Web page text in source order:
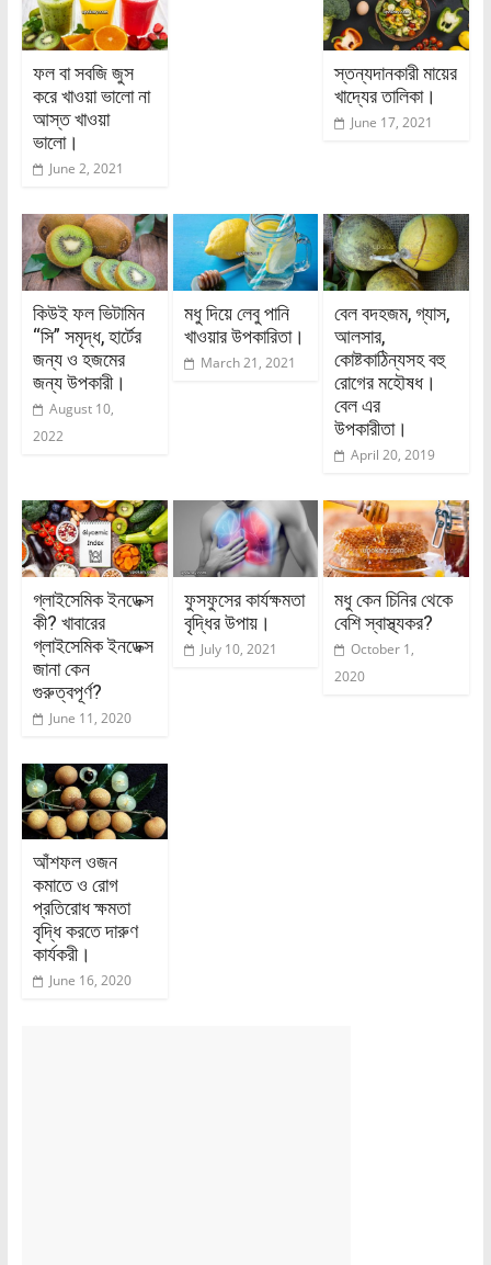
ফল বা সবজি জুস
করে খাওয়া ভালো না
আস্ত খাওয়া
ভালো।
June 2, 2021
স্তন্যদানকারী মায়ের
খাদ্যের তালিকা।
June 17, 2021
কিউই ফল ভিটামিন
“সি” সমৃদ্ধ, হার্টের
জন্য ও হজমের
জন্য উপকারী।
August 10,
2022
মধু দিয়ে লেবু পানি
খাওয়ার উপকারিতা।
March 21, 2021
বেল বদহজম, গ্যাস,
আলসার,
কোষ্টকাঠিন্যসহ বহু
রোগের মহৌষধ।
বেল এর
উপকারীতা।
April 20, 2019
গ্লাইসেমিক ইনডেক্স
কী? খাবারের
গ্লাইসেমিক ইনডেক্স
জানা কেন
গুরুত্বপূর্ণ?
June 11, 2020
ফুসফুসের কার্যক্ষমতা
বৃদ্ধির উপায়।
July 10, 2021
মধু কেন চিনির থেকে
বেশি স্বাস্থ্যকর?
October 1,
2020
আঁশফল ওজন
কমাতে ও রোগ
প্রতিরোধ ক্ষমতা
বৃদ্ধি করতে দারুণ
কার্যকরী।
June 16, 2020